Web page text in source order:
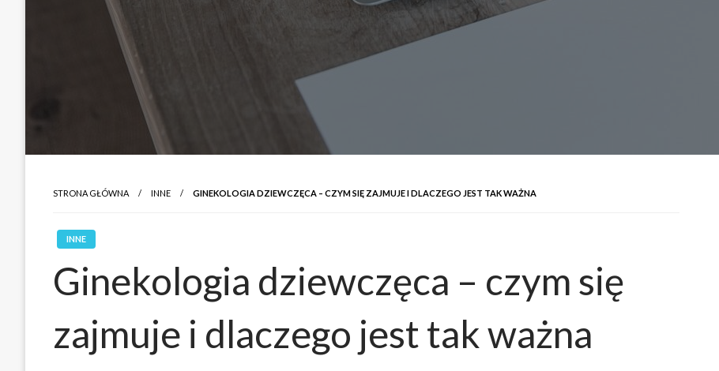
STRONA GŁÓWNA INNE GINEKOLOGIA DZIEWCZĘCA – CZYM SIĘ ZAJMUJE I DLACZEGO JEST TAK WAŻNA
INNE
Ginekologia dziewczęca – czym się
zajmuje i dlaczego jest tak ważna